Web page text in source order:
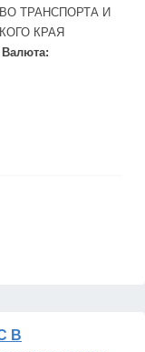
ТРАНСПОРТА И
КРАЯ
Валюта:
В